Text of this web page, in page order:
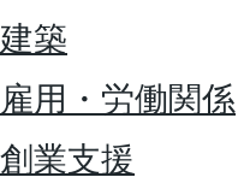
建築
雇用・労働関係
創業支援